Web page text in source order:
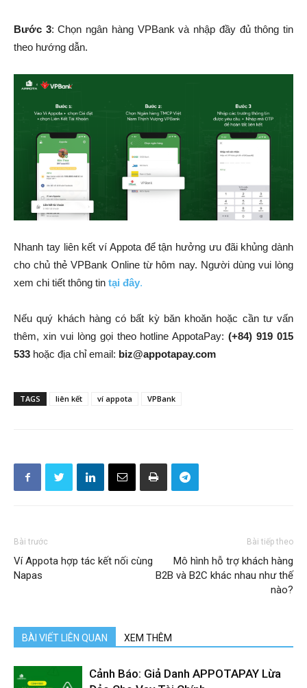
Bước 3: Chọn ngân hàng VPBank và nhập đầy đủ thông tin
theo hướng dẫn.
Nhanh tay liên kết ví Appota để tận hưởng ưu đãi khủng dành
cho chủ thẻ VPBank Online từ hôm nay. Người dùng vui lòng
xem chi tiết thông tin tại đây.
Nếu quý khách hàng có bất kỳ băn khoăn hoặc cần tư vấn
thêm, xin vui lòng gọi theo hotline AppotaPay: (+84) 919 015
533 hoặc địa chỉ email: biz@appotapay.com
TAGS liên kết ví appota VPBank
Bài trước
Ví Appota hợp tác kết nối cùng
Napas
Bài tiếp theo
Mô hình hỗ trợ khách hàng
B2B và B2C khác nhau như thế
nào?
BÀI VIẾT LIÊN QUAN XEM THÊM
Cảnh Báo: Giả Danh APPOTAPAY Lừa